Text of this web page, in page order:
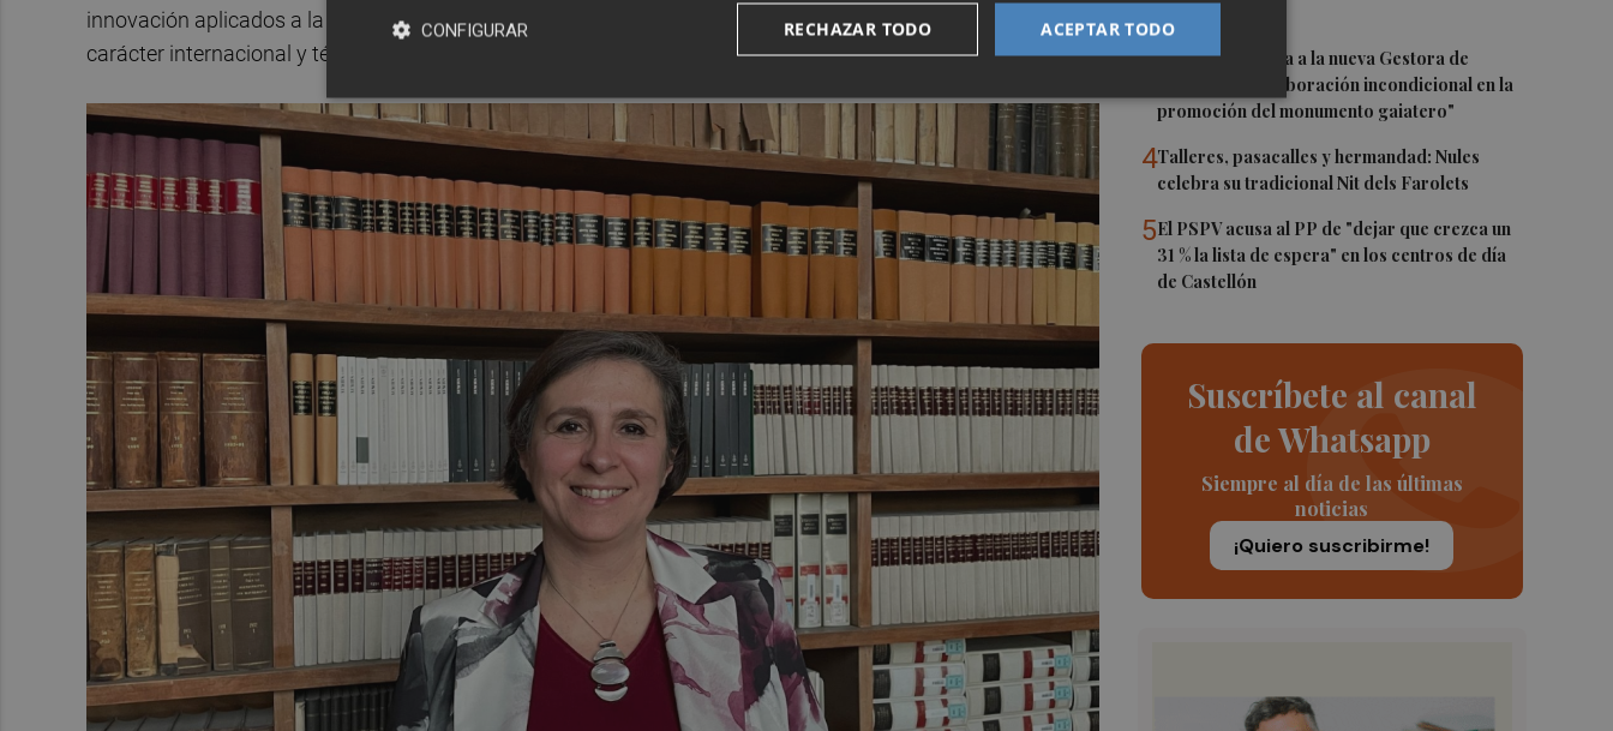
3Castelló traslada a la nueva Gestora de
Gaiates su "colaboración incondicional en la
promoción del monumento gaiatero"
4Talleres, pasacalles y hermandad: Nules
celebra su tradicional Nit dels Farolets
5El PSPV acusa al PP de "dejar que crezca un
31 % la lista de espera" en los centros de día
de Castellón
Suscríbete al canal
de Whatsapp
Siempre al día de las últimas
noticias
¡Quiero suscribirme!
innovación aplicados a la construcción y a la industria cerámica, y su participación reforzará aún más el
carácter internacional y técnico del congreso.
ACEPTAR TODO
RECHAZAR TODO
CONFIGURAR